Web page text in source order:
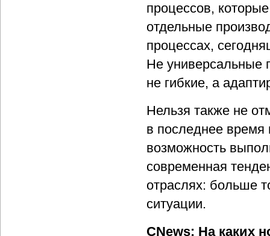
процессов,
отдельные
процессах,
Не универсальные
не гибкие, а
Нельзя также не
в последнее время
возможность
современная
отраслях: больше
ситуации.
CNews: На каких